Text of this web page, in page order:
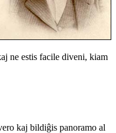
ne estis facile diveni, kiam
kaj bildiĝis panoramo al